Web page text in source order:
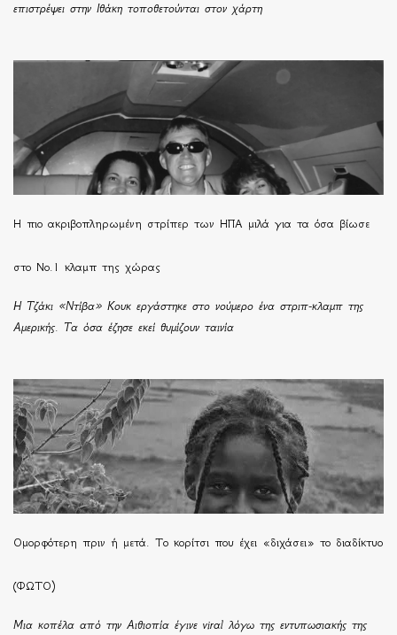
επιστρέψει στην Ιθάκη τοποθετούνται στον χάρτη
H πιο ακριβοπληρωμένη στρίπερ των ΗΠΑ μιλά για τα όσα βίωσε
στο Νο.1 κλαμπ της χώρας
Η Τζάκι «Ντίβα» Κουκ εργάστηκε στο νούμερο ένα στριπ-κλαμπ της
Αμερικής. Τα όσα έζησε εκεί θυμίζουν ταινία
Ομορφότερη πριν ή μετά. Το κορίτσι που έχει «διχάσει» το διαδίκτυο
(ΦΩΤΟ)
Μια κοπέλα από την Αιθιοπία έγινε viral λόγω της εντυπωσιακής της